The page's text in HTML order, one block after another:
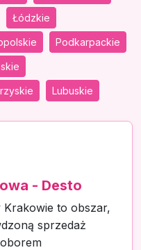
Łódzkie
Podkarpackie
Lubuskie
- Desto
Krakowie to obszar,
sprzedaż